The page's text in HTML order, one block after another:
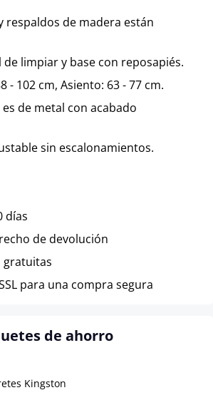
respaldos de madera están
de limpiar y base con reposapiés.
- 102 cm, Asiento: 63 - 77 cm.
de metal con acabado
sin escalonamientos.
días
de devolución
gratuitas
para una compra segura
de ahorro